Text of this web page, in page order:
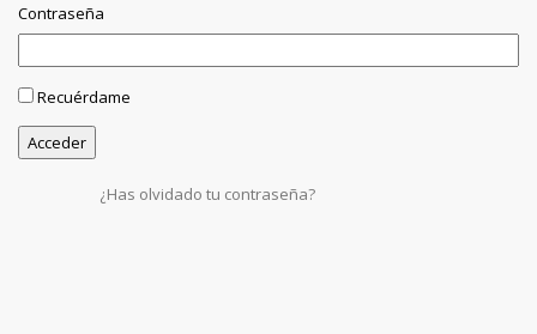
Contraseña
Recuérdame
¿Has olvidado tu contraseña?